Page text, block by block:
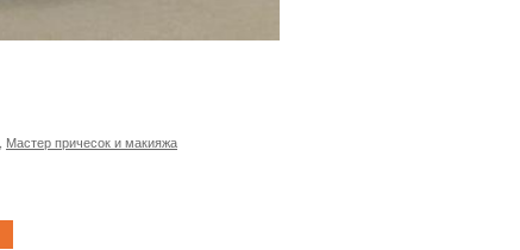
Мастер причесок и макияжа